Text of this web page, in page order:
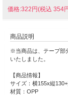
価格:322円(税込 354
商品説明
※当商品は、テープ部
いたしました。
【商品情報】
サイズ：横155x縦130+
材質：OPP